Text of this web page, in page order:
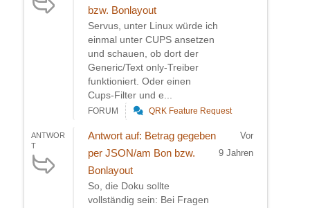
bzw. Bonlayout
Servus, unter Linux würde ich
einmal unter CUPS ansetzen
und schauen, ob dort der
Generic/Text only-Treiber
funktioniert. Oder einen
Cups-Filter und e...
FORUM QRK Feature Request
ANTWOR
T
Antwort auf: Betrag gegeben
per JSON/am Bon bzw.
Bonlayout
So, die Doku sollte
vollständig sein: Bei Fragen
Vor
9 Jahren